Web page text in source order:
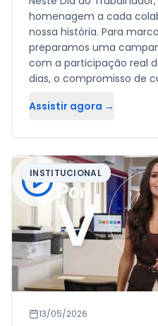
homenagem a cada
nossa história. Para
preparamos uma
com a participação real
dias, o compromisso de
Assistir agora →
INSTITUCIONAL
13/05/2026